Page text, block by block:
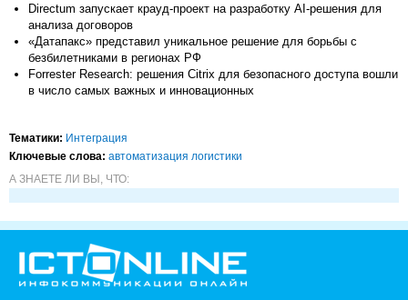
Directum запускает крауд-проект на разработку AI-решения для
анализа договоров
«Датапакс» представил уникальное решение для борьбы с
безбилетниками в регионах РФ
Forrester Research: решения Citrix для безопасного доступа вошли
в число самых важных и инновационных
Тематики: Интеграция
Ключевые слова: автоматизация логистики
А ЗНАЕТЕ ЛИ ВЫ, ЧТО: